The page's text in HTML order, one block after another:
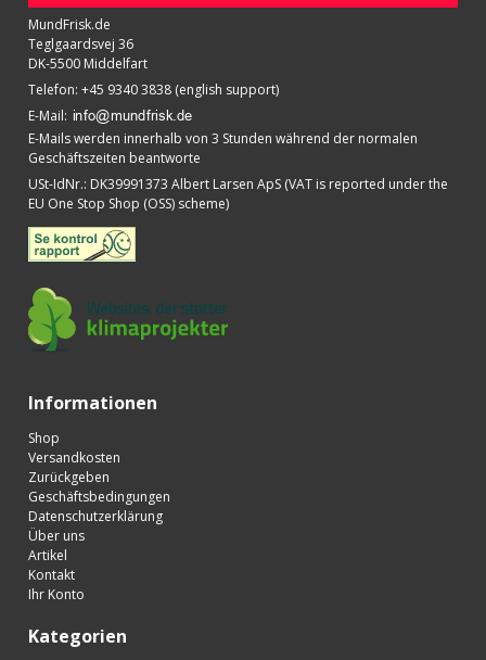
MundFrisk.de
Teglgaardsvej 36
DK-5500 Middelfart
Telefon: +45 9340 3838 (english support)
E-Mail:
E-Mails werden innerhalb von 3 Stunden während der normalen
Geschäftszeiten beantworte
USt-IdNr.: DK39991373 Albert Larsen ApS (VAT is reported under the
EU One Stop Shop (OSS) scheme)
Informationen
Shop
Versandkosten
Zurückgeben
Geschäftsbedingungen
Datenschutzerklärung
Über uns
Artikel
Kontakt
Ihr Konto
Kategorien